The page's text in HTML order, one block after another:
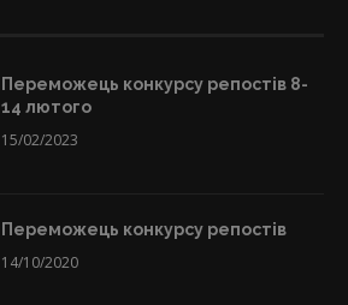
Переможець конкурсу репостів 8-
14 лютого
15/02/2023
Переможець конкурсу репостів
14/10/2020